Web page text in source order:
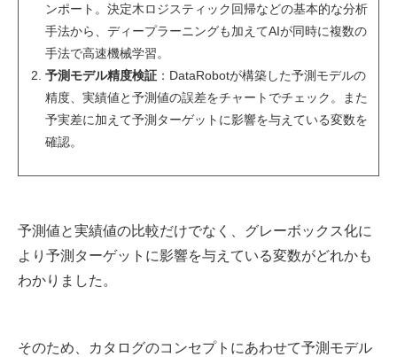
ンポート。決定木ロジスティック回帰などの基本的な分析
手法から、ディープラーニングも加えてAIが同時に複数の
手法で高速機械学習。
予測モデル精度検証 ：DataRobotが構築した予測モデルの
精度、実績値と予測値の誤差をチャートでチェック。また
予実差に加えて予測ターゲットに影響を与えている変数を
確認。
予測値と実績値の比較だけでなく、グレーボックス化に
より予測ターゲットに影響を与えている変数がどれかも
わかりました。
そのため、カタログのコンセプトにあわせて予測モデル